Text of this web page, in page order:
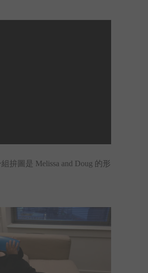
拚圖是 Melissa and Doug 的形